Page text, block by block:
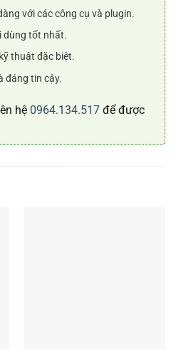
với các công cụ và plugin.
dùng tốt nhất.
thuật đặc biệt.
đáng tin cậy.
hệ 0964.134.517 để được